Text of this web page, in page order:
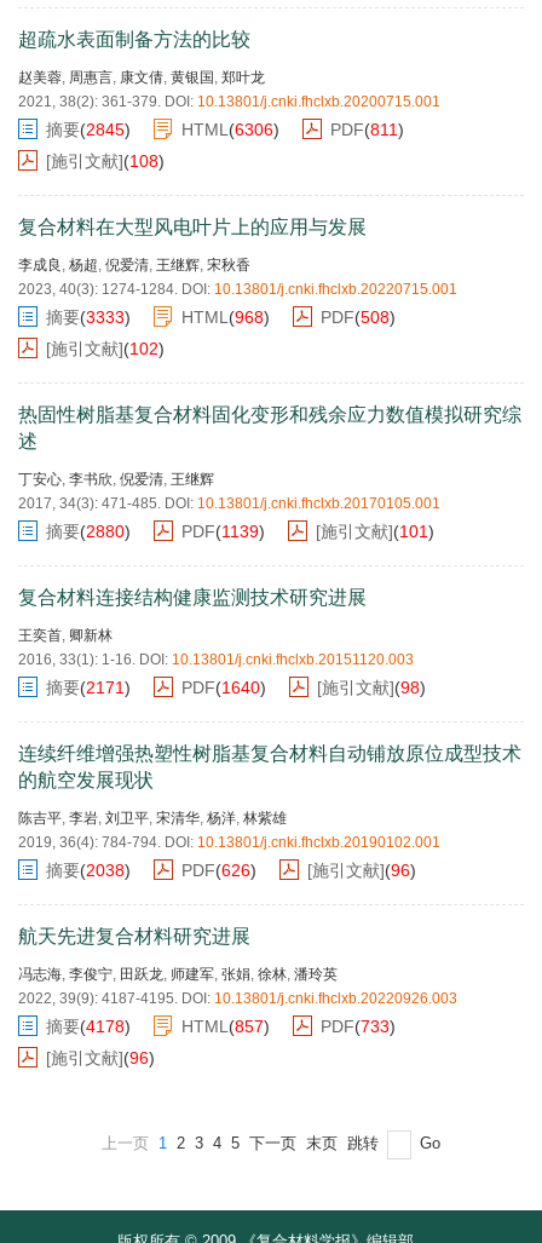
超疏水表面制备方法的比较
赵美蓉, 周惠言, 康文倩, 黄银国 , 郑叶龙
2021, 38(2): 361-379. DOI: 10.13801/j.cnki.fhclxb.20200715.001
摘要(2845) HTML (6306) PDF(811)
[施引文献](108)
复合材料在大型风电叶片上的应用与发展
李成良 , 杨超, 倪爱清, 王继辉, 宋秋香
2023, 40(3): 1274-1284. DOI: 10.13801/j.cnki.fhclxb.20220715.001
摘要(3333) HTML (968) PDF(508)
[施引文献](102)
热固性树脂基复合材料固化变形和残余应力数值模拟研究综
述
丁安心, 李书欣, 倪爱清, 王继辉
2017, 34(3): 471-485. DOI: 10.13801/j.cnki.fhclxb.20170105.001
摘要(2880) PDF(1139) [施引文献](101)
复合材料连接结构健康监测技术研究进展
王奕首, 卿新林
2016, 33(1): 1-16. DOI: 10.13801/j.cnki.fhclxb.20151120.003
摘要(2171) PDF(1640) [施引文献](98)
连续纤维增强热塑性树脂基复合材料自动铺放原位成型技术
的航空发展现状
陈吉平, 李岩, 刘卫平, 宋清华, 杨洋, 林紫雄
2019, 36(4): 784-794. DOI: 10.13801/j.cnki.fhclxb.20190102.001
摘要(2038) PDF(626) [施引文献](96)
航天先进复合材料研究进展
冯志海, 李俊宁, 田跃龙, 师建军, 张娟, 徐林, 潘玲英
2022, 39(9): 4187-4195. DOI: 10.13801/j.cnki.fhclxb.20220926.003
摘要(4178) HTML (857) PDF(733)
[施引文献](96)
上一页 1 2 3 4 5 下一页 末页 跳转 Go